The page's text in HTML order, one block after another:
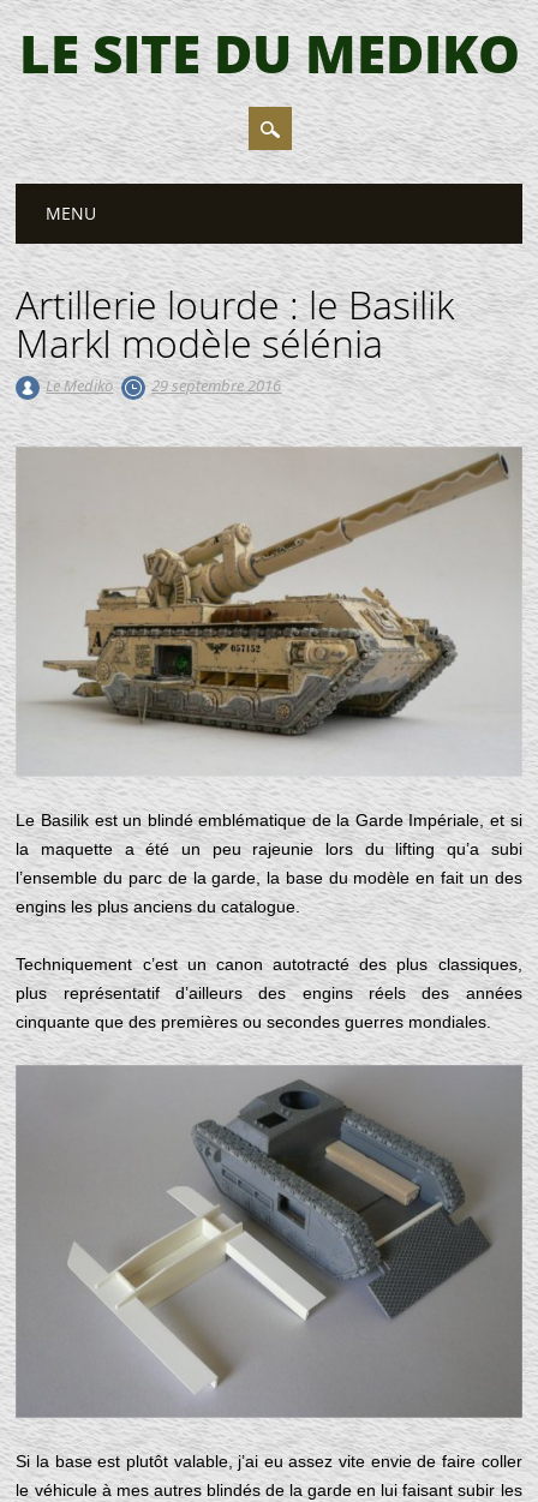
LE SITE DU MEDIKO
Main menu
to
content
MENU
Artillerie lourde : le Basilik
MarkI modèle sélénia
Le Mediko 29 septembre 2016
Le Basilik est un blindé emblématique de la Garde Impériale, et si
la maquette a été un peu rajeunie lors du lifting qu’a subi
l’ensemble du parc de la garde, la base du modèle en fait un des
engins les plus anciens du catalogue.
Techniquement c’est un canon autotracté des plus classiques,
plus représentatif d’ailleurs des engins réels des années
cinquante que des premières ou secondes guerres mondiales.
Si la base est plutôt valable, j’ai eu assez vite envie de faire coller
le véhicule à mes autres blindés de la garde en lui faisant subir les